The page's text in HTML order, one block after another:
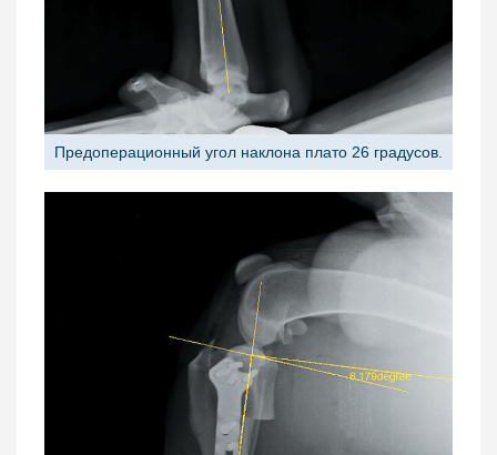
Предоперационный угол наклона плато 26 градусов.